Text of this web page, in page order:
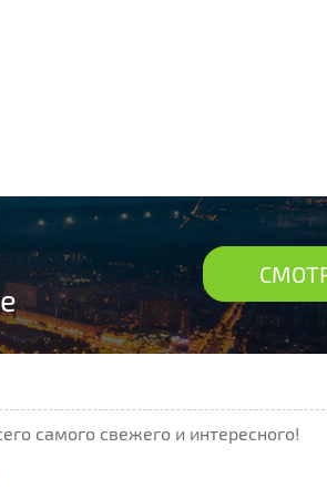
самого свежего и интересного!